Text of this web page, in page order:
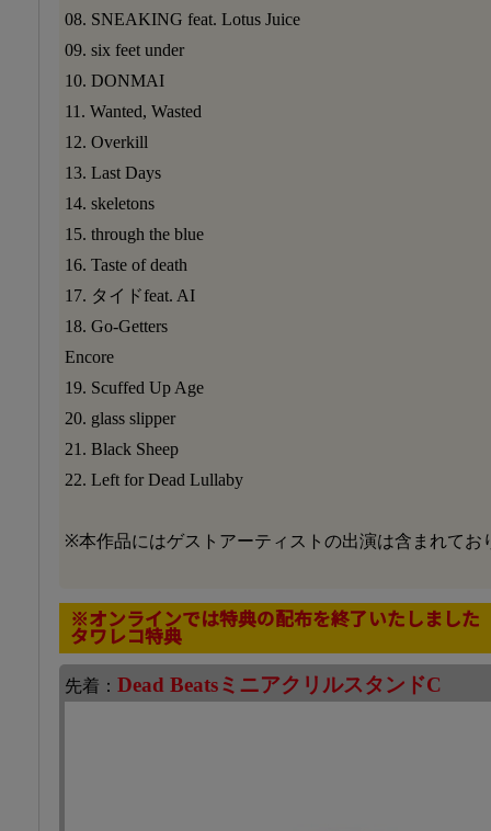
08. SNEAKING feat. Lotus Juice
09. six feet under
10. DONMAI
11. Wanted, Wasted
12. Overkill
13. Last Days
14. skeletons
15. through the blue
16. Taste of death
17. タイドfeat. AI
18. Go-Getters
Encore
19. Scuffed Up Age
20. glass slipper
21. Black Sheep
22. Left for Dead Lullaby
※本作品にはゲストアーティストの出演は含まれてお
※オンラインでは特典の配布を終了いたしました
タワレコ特典
先着： Dead BeatsミニアクリルスタンドC